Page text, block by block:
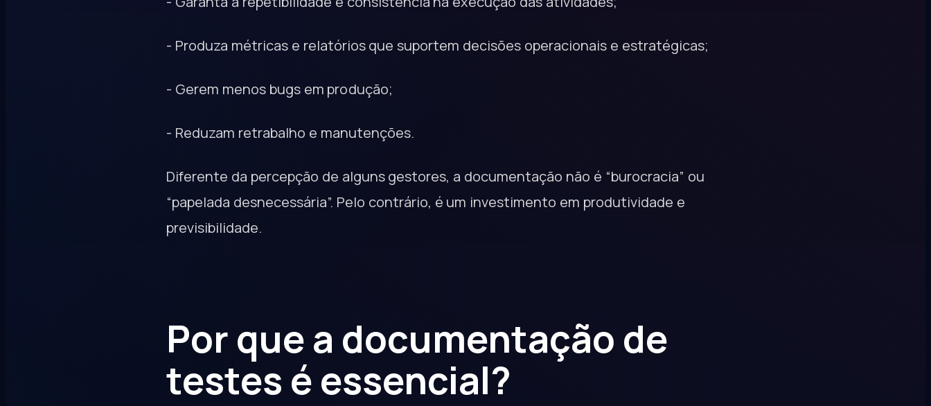
- Produza métricas e relatórios que suportem decisões operacionais e estratégicas;
- Gerem menos bugs em produção;
- Reduzam retrabalho e manutenções.
Diferente da percepção de alguns gestores, a documentação não é “burocracia” ou
“papelada desnecessária”. Pelo contrário, é um investimento em produtividade e
previsibilidade.
Por que a documentação de
testes é essencial?